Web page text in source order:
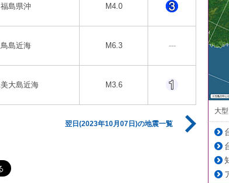
福島県沖 M4.0
鳥島近海 M6.3 ---
大島近海 M3.6
翌日(2023年10月07日)の地震一覧
大